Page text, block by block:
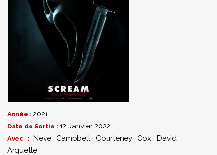
Année : 2021
Date de Sortie : 12 Janvier 2022
Avec : Neve Campbell, Courteney Cox, David
Arquette